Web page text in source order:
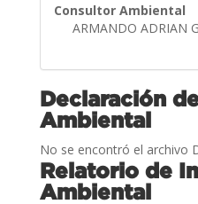
Consultor Ambiental
ARMANDO ADRIAN
Declaración
Ambiental
No se encontró el archivo
Relatorio de
Ambiental